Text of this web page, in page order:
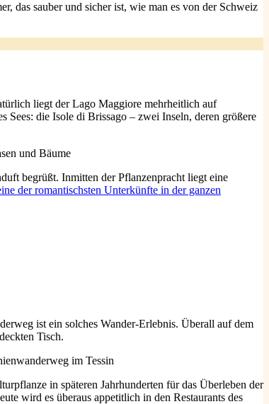
das sauber und sicher ist, wie man es von der Schweiz
liegt der Lago Maggiore mehrheitlich auf
Sees: die Isole di Brissago – zwei Inseln, deren größere
begrüßt. Inmitten der Pflanzenpracht liegt eine
der romantischsten Unterkünfte in der ganzen
ist ein solches Wander-Erlebnis. Überall auf dem
Tisch.
in späteren Jahrhunderten für das Überleben der
wird es überaus appetitlich in den Restaurants des